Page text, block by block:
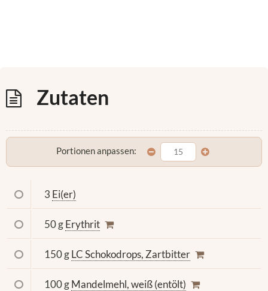
Zutaten
Portionen anpassen:
3 Ei(er)
50 gErythrit
150 gLC Schokodrops, Zartbitter
100 gMandelmehl, weiß (entölt)